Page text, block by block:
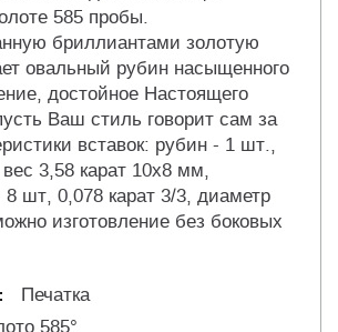
585 пробы.
бриллиантами золотую
овальный рубин насыщенного
достойное Настоящего
Ваш стиль говорит сам за
вставок: рубин - 1 шт.,
вес 3,58 карат 10х8 мм,
шт, 0,078 карат 3/3, диаметр
изготовление без боковых
Печатка
585°